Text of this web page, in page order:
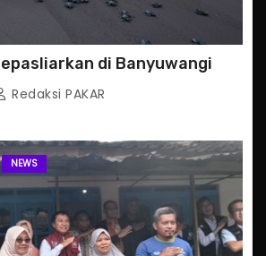
di Banyuwangi
Redaksi PAKAR
NEWS